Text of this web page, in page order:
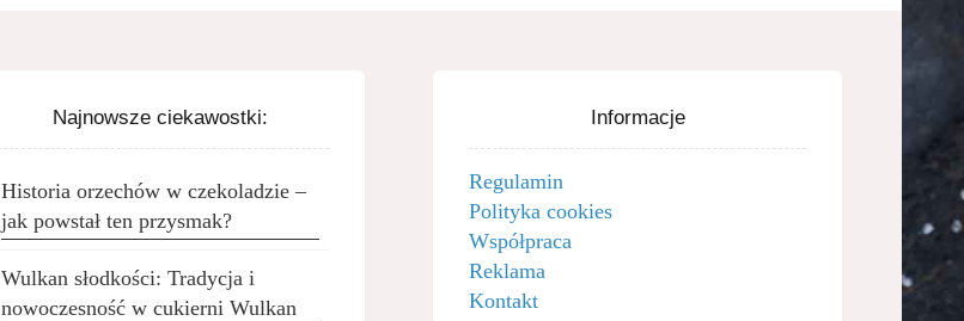
Najnowsze ciekawostki:
Historia orzechów w czekoladzie –
jak powstał ten przysmak?
Wulkan słodkości: Tradycja i
nowoczesność w cukierni Wulkan
Informacje
Regulamin
Polityka cookies
Współpraca
Reklama
Kontakt